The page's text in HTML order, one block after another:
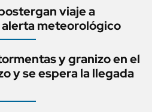
viaje a
meteorológico
y granizo en el
y se espera la llegada